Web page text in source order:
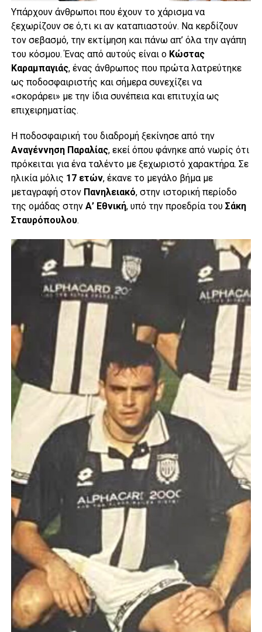
Υπάρχουν άνθρωποι που έχουν το χάρισμα να
ξεχωρίζουν σε ό,τι κι αν καταπιαστούν. Να κερδίζουν
τον σεβασμό, την εκτίμηση και πάνω απ’ όλα την αγάπη
του κόσμου. Ένας από αυτούς είναι ο Κώστας
Καραμπαγιάς, ένας άνθρωπος που πρώτα λατρεύτηκε
ως ποδοσφαιριστής και σήμερα συνεχίζει να
«σκοράρει» με την ίδια συνέπεια και επιτυχία ως
επιχειρηματίας.
Η ποδοσφαιρική του διαδρομή ξεκίνησε από την
Αναγέννηση Παραλίας, εκεί όπου φάνηκε από νωρίς ότι
πρόκειται για ένα ταλέντο με ξεχωριστό χαρακτήρα. Σε
ηλικία μόλις 17 ετών, έκανε το μεγάλο βήμα με
μεταγραφή στον Πανηλειακό, στην ιστορική περίοδο
της ομάδας στην Α’ Εθνική, υπό την προεδρία του Σάκη
Σταυρόπουλου.